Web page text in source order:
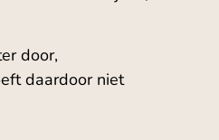
door,
daardoor niet